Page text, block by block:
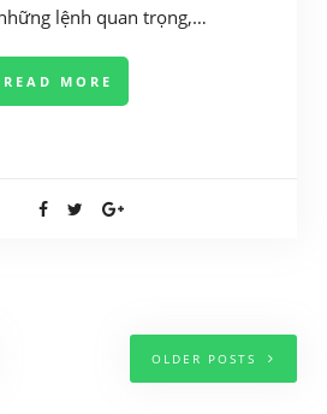
lệnh quan trọng,…
READ MORE
OLDER POSTS